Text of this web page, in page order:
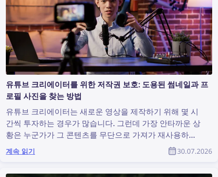
유튜브 크리에이터를 위한 저작권 보호: 도용된 썸네일과 프
로필 사진을 찾는 방법
유튜브 크리에이터는 새로운 영상을 제작하기 위해 몇 시
간씩 투자하는 경우가 많습니다. 그런데 가장 안타까운 상
황은 누군가가 그 콘텐츠를 무단으로 가져가 재사용하고
도 원작자가 아무런 인정도 받지 못하는 것입니다. 유튜브
커뮤니티의 일원으로서 도용된 콘텐츠를 찾아내고 저작권
계속 읽기 30.07.2026